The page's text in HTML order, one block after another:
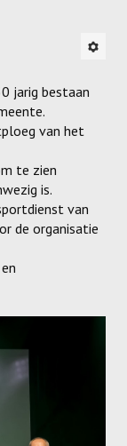
jarig bestaan
van het
te zien
is.
van
de organisatie